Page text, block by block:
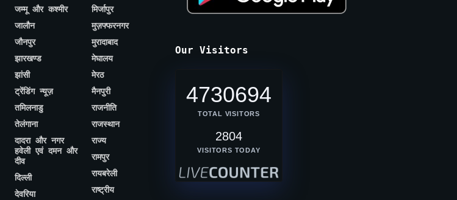
जम्मू और कश्मीर
जालौन
जौनपुर
झारखण्ड
झांसी
ट्रेंडिंग न्यूज़
तमिलनाडु
तेलंगाना
दादरा और नगर
हवेली एवं दमन और
दीव
दिल्ली
देवरिया
मिर्जापुर
मुज़फ्फरनगर
मुरादाबाद
मेघालय
मेरठ
मैनपुरी
राजनीति
राजस्थान
राज्य
रामपुर
रायबरेली
राष्ट्रीय
Our Visitors
4730694
TOTAL VISITORS
2804
VISITORS TODAY